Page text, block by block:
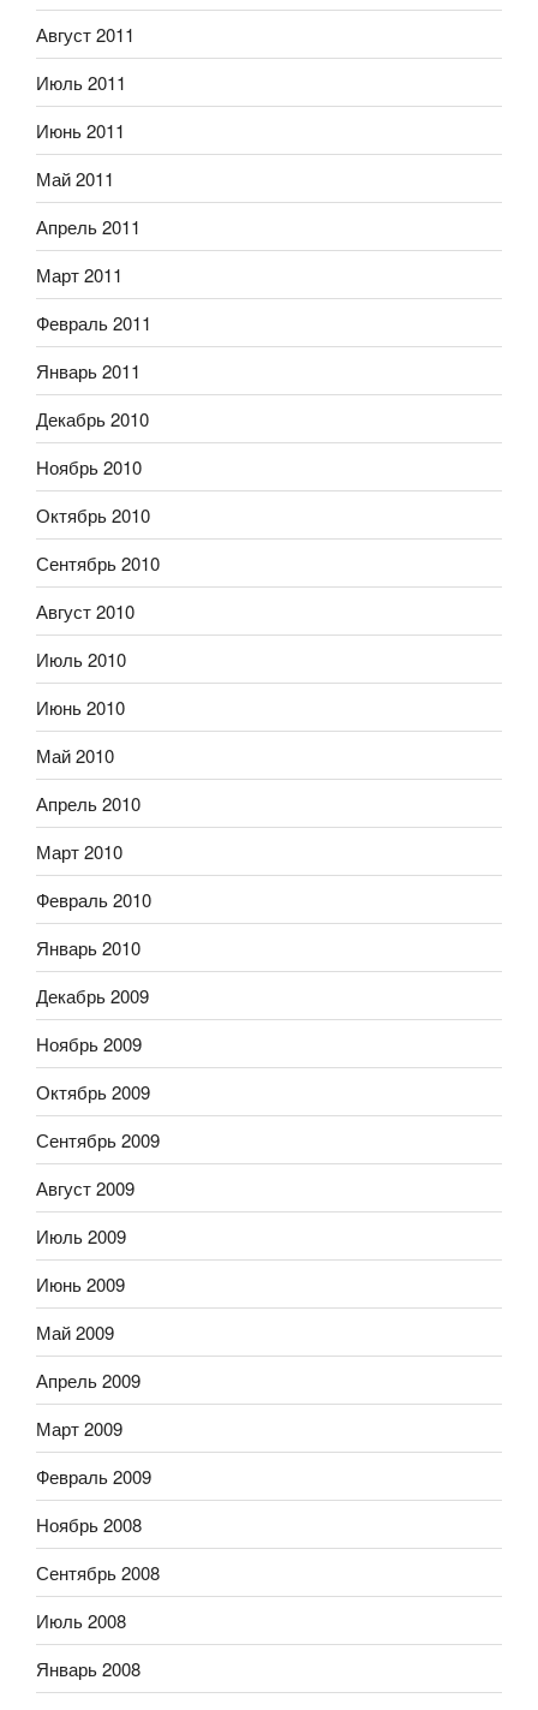
Август 2011
Июль 2011
Июнь 2011
Май 2011
Апрель 2011
Март 2011
Февраль 2011
Январь 2011
Декабрь 2010
Ноябрь 2010
Октябрь 2010
Сентябрь 2010
Август 2010
Июль 2010
Июнь 2010
Май 2010
Апрель 2010
Март 2010
Февраль 2010
Январь 2010
Декабрь 2009
Ноябрь 2009
Октябрь 2009
Сентябрь 2009
Август 2009
Июль 2009
Июнь 2009
Май 2009
Апрель 2009
Март 2009
Февраль 2009
Ноябрь 2008
Сентябрь 2008
Июль 2008
Январь 2008